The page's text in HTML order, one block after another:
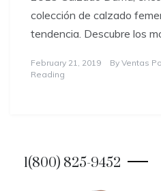
colección de calzado
tendencia. Descubre los
February 21, 2019 By Ventas
Reading
1(800) 825-9452